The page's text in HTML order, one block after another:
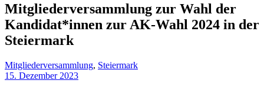
Mitgliederversammlung zur Wahl der
Kandidat*innen zur AK-Wahl 2024 in der
Steiermark
Mitgliederversammlung, Steiermark
15. Dezember 2023